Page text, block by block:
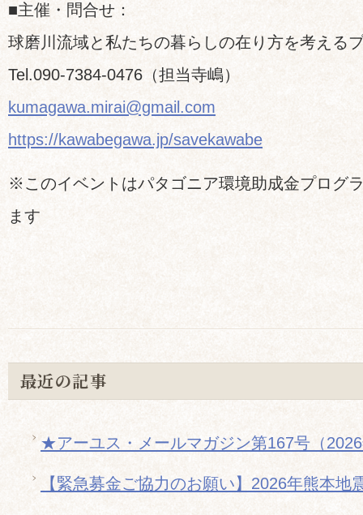
■主催・問合せ：
球磨川流域と私たちの暮らしの在り方を考える
Tel.090-7384-0476（担当寺嶋）
kumagawa.mirai@gmail.com
https://kawabegawa.jp/savekawabe
※このイベントはパタゴニア環境助成金プログ
ます
最近の記事
★アーユス・メールマガジン第167号（
【緊急募金ご協力のお願い】2026年熊本地